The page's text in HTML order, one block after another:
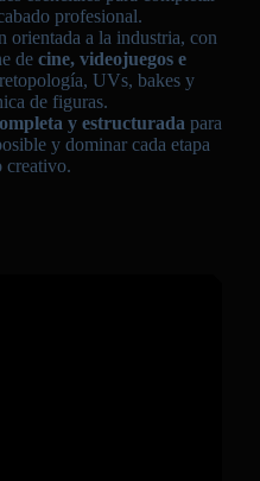
profesional.
orientada a la industria, con
de cine, videojuegos e
UVs, bakes y
de figuras.
y estructurada para
y dominar cada etapa
creativo.